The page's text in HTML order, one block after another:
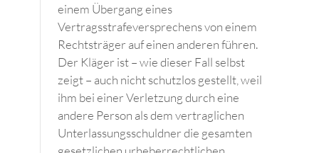
einem Übergang eines
Vertragsstrafeversprechens von einem
Rechtsträger auf einen anderen führen.
Der Kläger ist – wie dieser Fall selbst
zeigt – auch nicht schutzlos gestellt, weil
ihm bei einer Verletzung durch eine
andere Person als dem vertraglichen
Unterlassungsschuldner die gesamten